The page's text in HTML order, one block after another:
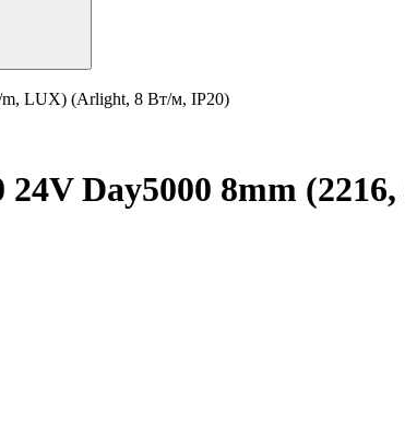
m, LUX) (Arlight, 8 Вт/м, IP20)
Day5000 8mm